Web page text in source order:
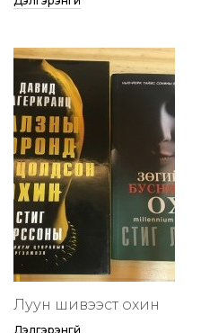
Луун шивээст охин
Дэлгэрэнгүй